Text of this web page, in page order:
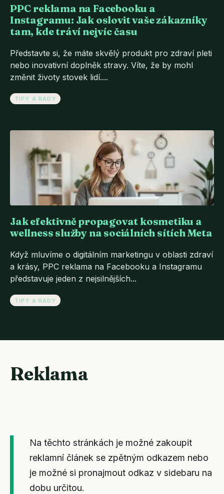
PPC reklama na Facebooku a
Instagramu: Jak oslovit vaše zákazníky
tam, kde tráví nejvíc času
Představte si, že máte skvělý produkt pro zdraví pleti
nebo inovativní doplněk stravy. Víte, že by mohl
změnit životy stovek lidí....
TIPY A RADY
Jak efektivně propagovat kosmetiku a
wellness služby na sociálních sítích Meta
Když mluvíme o digitálním marketingu v oblasti zdraví
a krásy, PPC reklama na Facebooku a Instagramu
představuje jeden z nejsilnějších...
TIPY A RADY
Reklama
Na těchto stránkách je možné zakoupit
reklamní článek se zpětným odkazem nebo
je možné si pronajmout odkaz v sidebaru na
dobu určitou.